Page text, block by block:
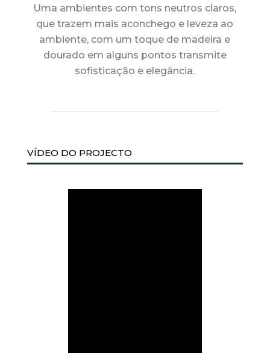
Uma ambientes com tons neutros claros,
que trazem mais aconchego e leveza ao
ambiente, com um toque de madeira e
dourado em alguns pontos transmite
sofisticação e elegância.
VÍDEO DO PROJECTO